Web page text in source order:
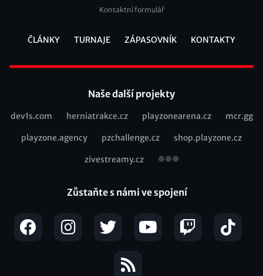
Kontaktní formulář
ČLÁNKY TURNAJE ZÁPASOVNÍK KONTAKTY
Naše další projekty
Recommended
dev1s.com herniatrakce.cz playzonearena.cz mcr.gg
playzone.agency pzchallenge.cz shop.playzone.cz
zivestreamy.cz
Zůstaňte s námi ve spojení